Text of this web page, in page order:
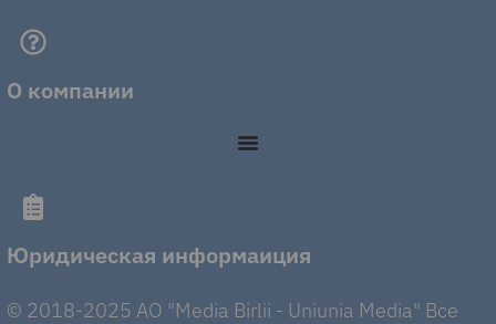
О компании
Юридическая информаиция
© 2018-2025 AO "Media Birlii - Uniunia Media" Все